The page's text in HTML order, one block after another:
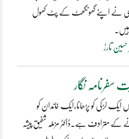
نے اپنے گھونگھٹ کے پٹ کھول
حسین تارڑ
سفرنامہ نگار
ایک لڑکی کو پڑھانا،ایک خاندان کو
کے مترادف ہے۔ڈاکٹر مزملہ شفیق پیشہ